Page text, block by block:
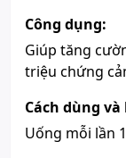
Công dụng:
Giúp tăng
triệu chứng
Cách dùng
Uống mỗi lần